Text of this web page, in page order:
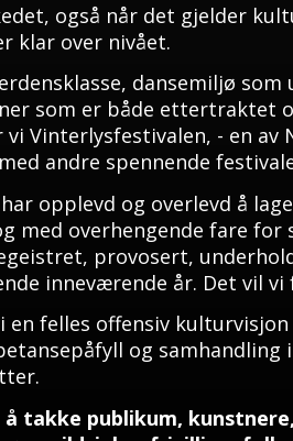
også når det gjelder
klar over nivået.
dansemiljø som
som er både ettertraktet
Vinterlysfestivalen, - en av
andre spennende
har opplevd og overlevd å
med overhengende fare for
provosert,
inneværende år. Det vil
en felles offensiv kulturvisjon
og samhandling
å takke publikum,